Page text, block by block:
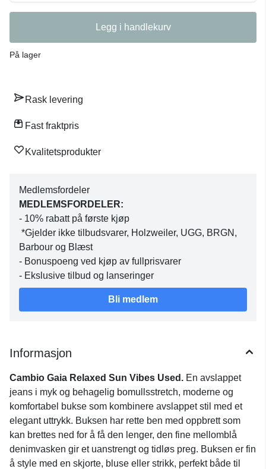
Legg i handlekurv
På lager
Rask levering
Fast fraktpris
Kvalitetsprodukter
Medlemsfordeler
MEDLEMSFORDELER:
- 10% rabatt på første kjøp
*Gjelder ikke tilbudsvarer, Holzweiler, UGG, BRGN,
Barbour og Blæst
- Bonuspoeng ved kjøp av fullprisvarer
- Ekslusive tilbud og lanseringer
Bli medlem
Informasjon
Cambio Gaia Relaxed Sun Vibes Used. En avslappet
jeans i myk og behagelig bomullsstretch, moderne og
komfortabel bukse som kombinere avslappet stil med et
elegant uttrykk. Buksen har rette ben med oppbrett som
kan brettes ned for å få den lenger, den fine mellomblå
denimvasken gir et uanstrengt og tidløs preg. Buksen er fin
å style med en skjorte, bluse eller strikk, perfekt både til